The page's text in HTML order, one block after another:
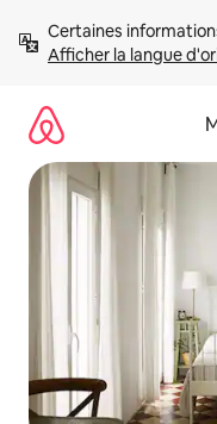
directement
Afficher la langue